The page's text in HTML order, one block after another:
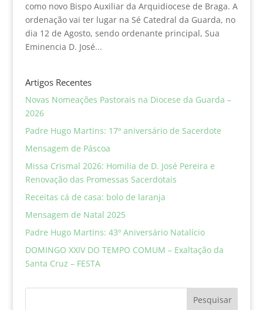
como novo Bispo Auxiliar da Arquidiocese de Braga. A
ordenação vai ter lugar na Sé Catedral da Guarda, no
dia 12 de Agosto, sendo ordenante principal, Sua
Eminencia D. José...
Artigos Recentes
Novas Nomeações Pastorais na Diocese da Guarda –
2026
Padre Hugo Martins: 17º aniversário de Sacerdote
Mensagem de Páscoa
Missa Crismal 2026: Homilia de D. José Pereira e
Renovação das Promessas Sacerdotais
Receitas cá de casa: bolo de laranja
Mensagem de Natal 2025
Padre Hugo Martins: 43º Aniversário Natalício
DOMINGO XXIV DO TEMPO COMUM – Exaltação da
Santa Cruz – FESTA
Pesquisar